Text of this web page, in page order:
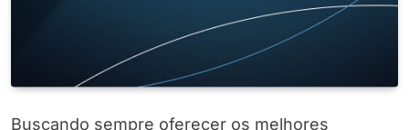
Buscando sempre oferecer os melhores